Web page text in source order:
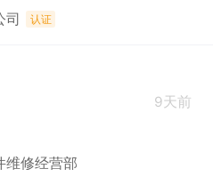
司 认证
9天前
维修经营部